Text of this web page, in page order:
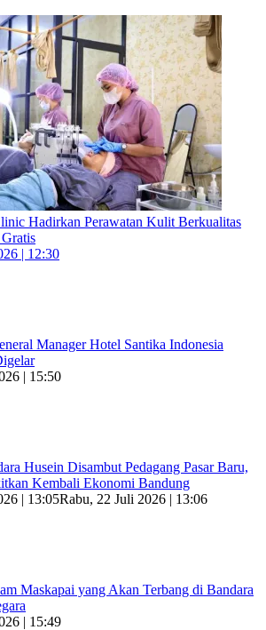
Hadirkan Perawatan Kulit Berkualitas
| 12:30
Manager Hotel Santika Indonesia
| 15:50
Husein Disambut Pedagang Pasar Baru,
Kembali Ekonomi Bandung
| 13:05Rabu, 22 Juli 2026 | 13:06
Maskapai yang Akan Terbang di Bandara
| 15:49